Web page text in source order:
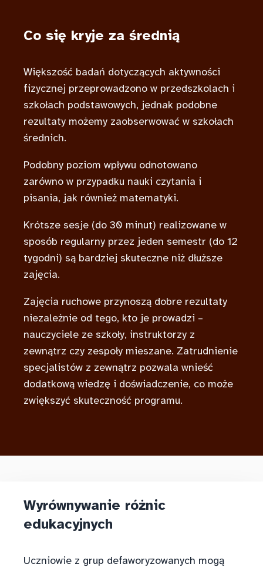
Co się kryje za średnią
Większość badań dotyczących aktywności
fizycznej przeprowadzono w przedszkolach i
szkołach podstawowych, jednak podobne
rezultaty możemy zaobserwować w szkołach
średnich.
Podobny poziom wpływu odnotowano
zarówno w przypadku nauki czytania i
pisania, jak również matematyki.
Krótsze sesje (do 30 minut) realizowane w
sposób regularny przez jeden semestr (do 12
tygodni) są bardziej skuteczne niż dłuższe
zajęcia.
Zajęcia ruchowe przynoszą dobre rezultaty
niezależnie od tego, kto je prowadzi –
nauczyciele ze szkoły, instruktorzy z
zewnątrz czy zespoły mieszane. Zatrudnienie
specjalistów z zewnątrz pozwala wnieść
dodatkową wiedzę i doświadczenie, co może
zwiększyć skuteczność programu.
Wyrównywanie różnic
edukacyjnych
Uczniowie z grup defaworyzowanych mogą